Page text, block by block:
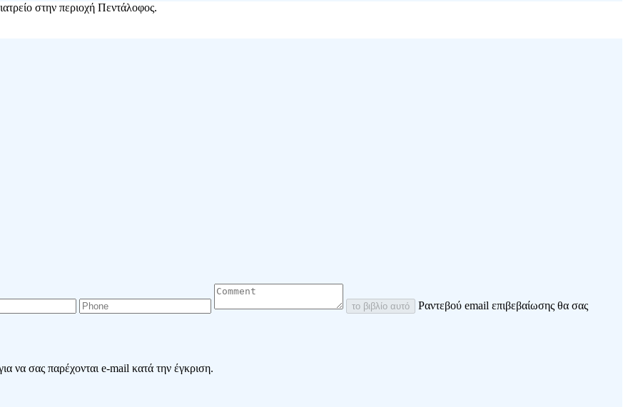
στην περιοχή Πεντάλοφος.
το βιβλίο αυτό
Ραντεβού email επιβεβαίωσης θα σας
να σας παρέχονται e-mail κατά την έγκριση.